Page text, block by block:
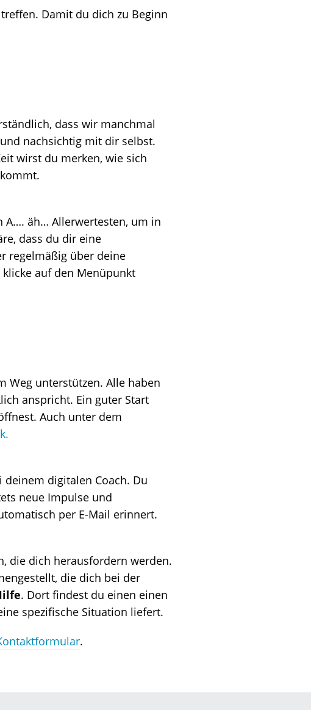
treffen. Damit du dich zu Beginn
dass wir manchmal
nachsichtig mit dir selbst.
wirst du merken, wie sich
A…. äh… Allerwertesten, um in
dass du dir eine
regelmäßig über deine
auf den Menüpunkt
Weg unterstützen. Alle haben
anspricht. Ein guter Start
Auch unter dem
digitalen Coach. Du
neue Impulse und
per E-Mail erinnert.
die dich herausfordern werden.
die dich bei der
. Dort findest du einen einen
spezifische Situation liefert.
.